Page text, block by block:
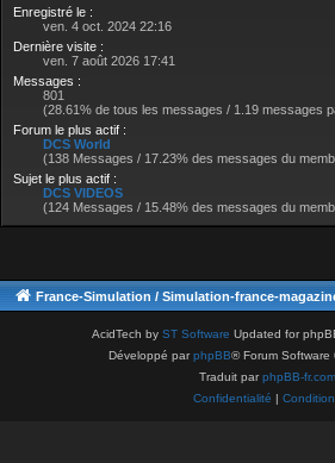
Enregistré le :
ven. 4 oct. 2024 22:16
Dernière visite :
ven. 7 août 2026 17:41
Messages :
801
(28.61% de tous les messages / 1.19 messages
Forum le plus actif :
DCS World
(138 Messages / 17.23% des messages du
Sujet le plus actif :
DCS VIDEOS
(124 Messages / 15.48% des messages du
France-Simulation / Simulation-france-
AcidTech by ST Software Updated for
Développé parphpBB® Forum Software
Traduit parphpBB-fr.com
Confidentialité |